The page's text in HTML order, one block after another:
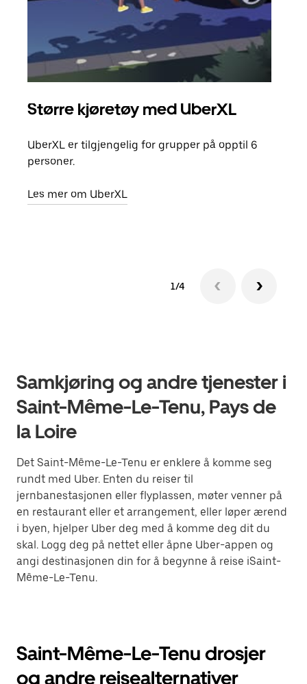
Større kjøretøy med UberXL
UberXL er tilgjengelig for grupper på opptil 6
personer.
Les mer om UberXL
1/4
Samkjøring og andre tjenester i
Saint-Même-Le-Tenu, Pays de
la Loire
Det Saint-Même-Le-Tenu er enklere å komme seg
rundt med Uber. Enten du reiser til
jernbanestasjonen eller flyplassen, møter venner på
en restaurant eller et arrangement, eller løper ærend
i byen, hjelper Uber deg med å komme deg dit du
skal. Logg deg på nettet eller åpne Uber-appen og
angi destinasjonen din for å begynne å reise iSaint-
Même-Le-Tenu.
Saint-Même-Le-Tenu drosjer
og andre reisealternativer